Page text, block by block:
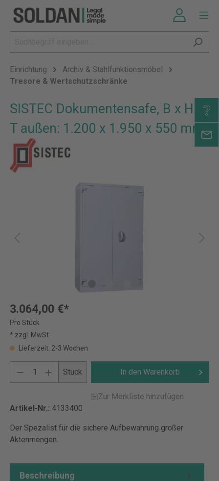
Einrichtung
Archiv & Stahlfunktionsmöbel
Tresore & Wertschutzschränke
SISTEC Dokumentensafe, B x H x
T außen: 1.200 x 1.950 x 550 mm
3.064,00 €*
Pro Stück
* zzgl. MwSt.
Lieferzeit: 2-3 Wochen
Stück In den Warenkorb
Zur Merkliste hinzufügen
Artikel-Nr.: 4133400
Der Spezalist für die sichere Aufbewahrung großer
Aktenmengen.
Beschreibung